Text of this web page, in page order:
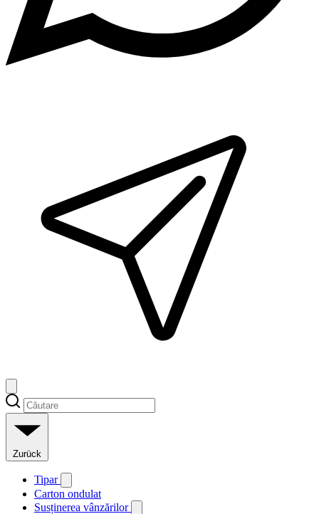
Zurück
Tipar
Carton ondulat
Susținerea vânzărilor